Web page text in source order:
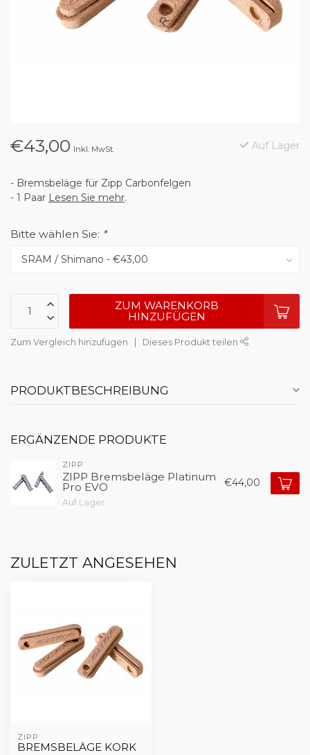
€43,00 Inkl. MwSt. Auf Lager
- Bremsbeläge für Zipp Carbonfelgen
- 1 Paar Lesen Sie mehr.
Bitte wählen Sie: *
ZUM WARENKORB
HINZUFÜGEN
Zum Vergleich hinzufügen Dieses Produkt teilen
PRODUKTBESCHREIBUNG
ERGÄNZENDE PRODUKTE
ZIPP
ZIPP Bremsbeläge Platinum
Pro EVO
Auf Lager
€44,00
ZULETZT ANGESEHEN
ZIPP
BREMSBELÄGE KORK